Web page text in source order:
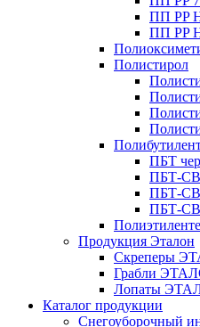
ПП PP
ПП PP
Полистирол
ПБТ
ПБТ-
ПБТ-СВ-
ПБТ-
Продукция Эталон
Скреперы
Грабли
Лопаты
Каталог продукции
Снегоуборочный